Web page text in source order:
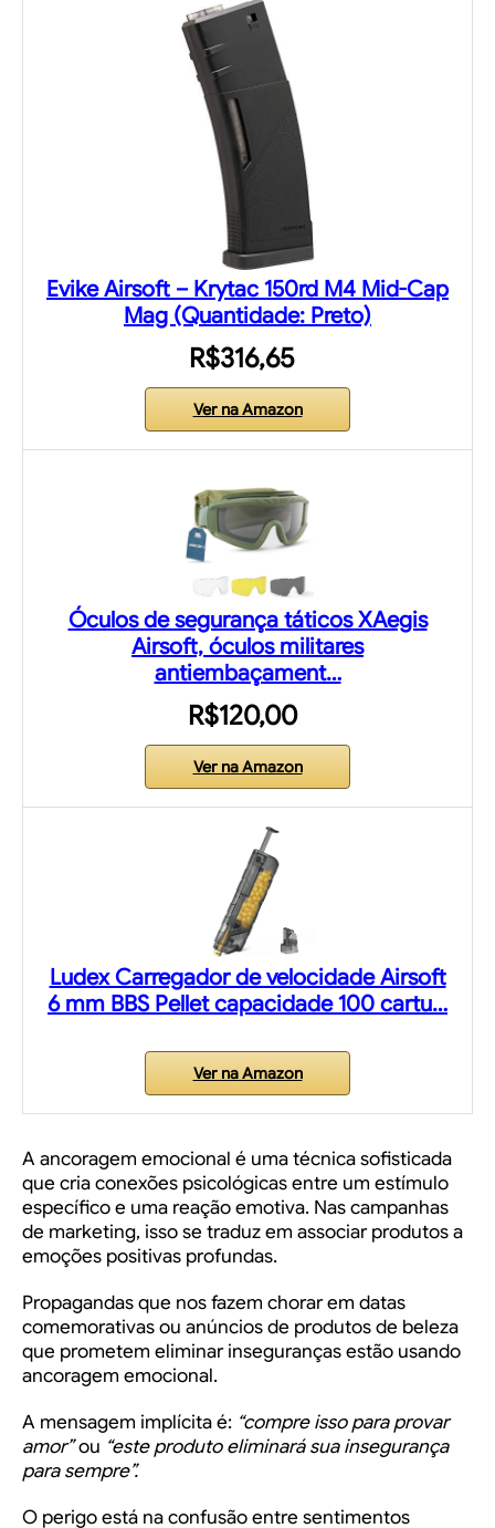
Evike Airsoft – Krytac 150rd M4 Mid-Cap
Mag (Quantidade: Preto)
R$316,65
Ver na Amazon
Óculos de segurança táticos XAegis
Airsoft, óculos militares
antiembaçament…
R$120,00
Ver na Amazon
Ludex Carregador de velocidade Airsoft
6 mm BBS Pellet capacidade 100 cartu…
Ver na Amazon
A ancoragem emocional é uma técnica sofisticada
que cria conexões psicológicas entre um estímulo
específico e uma reação emotiva. Nas campanhas
de marketing, isso se traduz em associar produtos a
emoções positivas profundas.
Propagandas que nos fazem chorar em datas
comemorativas ou anúncios de produtos de beleza
que prometem eliminar inseguranças estão usando
ancoragem emocional.
A mensagem implícita é: “compre isso para provar
amor”ou “este produto eliminará sua insegurança
para sempre”.
O perigo está na confusão entre sentimentos